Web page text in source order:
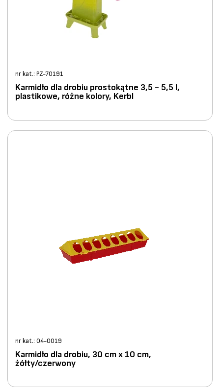
nr kat.: PZ-70191
Karmidło dla drobiu prostokątne 3,5 - 5,5 l,
plastikowe, różne kolory, Kerbl
nr kat.: 04-0019
Karmidło dla drobiu, 30 cm x 10 cm,
żółty/czerwony